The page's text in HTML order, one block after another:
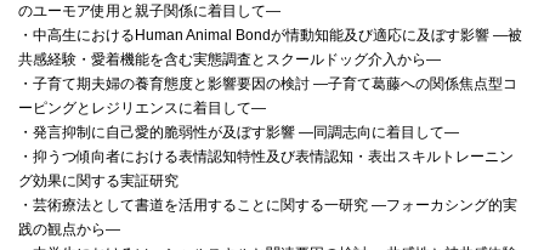
のユーモア使用と親子関係に着目して―
・中高生におけるHuman Animal Bondが情動知能及び適応に及ぼす影響 ―被
共感経験・愛着機能を含む実態調査とスクールドッグ介入から―
・子育て期夫婦の養育態度と影響要因の検討 ―子育て葛藤への関係焦点型コ
ーピングとレジリエンスに着目して―
・発言抑制に自己愛的脆弱性が及ぼす影響 ―同調志向に着目して―
・抑うつ傾向者における表情認知特性及び表情認知・表出スキルトレーニン
グ効果に関する実証研究
・芸術療法として書道を活用することに関する一研究 ―フォーカシング的実
践の観点から―